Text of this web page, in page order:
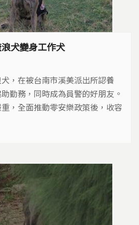
犬變身工作犬
，在被台南市溪美派出所認養
勤務，同時成為員警的好朋友。
，全面推動零安樂政策後，收容
過職業訓練，媒合適當的工作環
助流浪動物找到新的家園。